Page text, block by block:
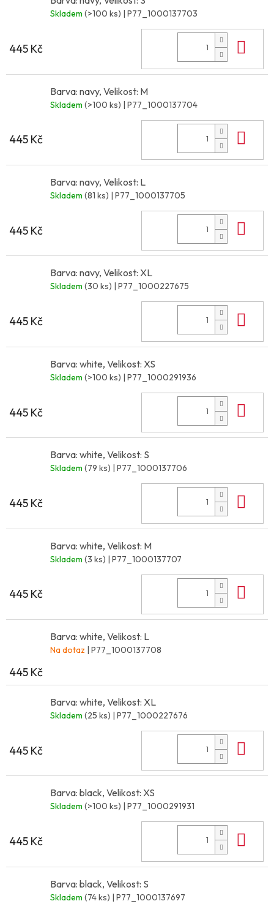
Skladem (>100 ks) | P77_1000137703
445 Kč
Barva: navy, Velikost: M
Skladem (>100 ks) | P77_1000137704
445 Kč
Barva: navy, Velikost: L
Skladem (81 ks) | P77_1000137705
445 Kč
Barva: navy, Velikost: XL
Skladem (30 ks) | P77_1000227675
445 Kč
Barva: white, Velikost: XS
Skladem (>100 ks) | P77_1000291936
445 Kč
Barva: white, Velikost: S
Skladem (79 ks) | P77_1000137706
445 Kč
Barva: white, Velikost: M
Skladem (3 ks) | P77_1000137707
445 Kč
Barva: white, Velikost: L
Na dotaz | P77_1000137708
445 Kč
Barva: white, Velikost: XL
Skladem (25 ks) | P77_1000227676
445 Kč
Barva: black, Velikost: XS
Skladem (>100 ks) | P77_1000291931
445 Kč
Barva: black, Velikost: S
Skladem (74 ks) | P77_1000137697